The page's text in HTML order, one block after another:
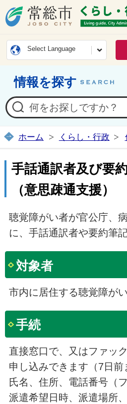
常
Select Language
情報を探す
ホーム くらし・行政
手話通訳者及び要
（意思疎通支援）
聴覚障がい者が官公庁、
に、手話通訳者や要約筆
対象者
市内に居住する聴覚障が
手続
直接窓口で、又はファッ
申し込みできます（7日前
氏名、住所、電話番号（
派遣希望日時、派遣場所